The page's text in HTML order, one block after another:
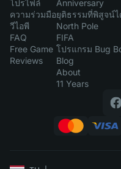
โปรไฟล์
ความร่วมมือ
วีไอพี
FAQ
Free Game
Reviews
Anniversary
ยุติธรรมที่พิสูจน์ไ
North Pole
FIFA
โปรแกรม Bug
Blog
About
11 Years